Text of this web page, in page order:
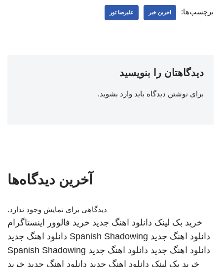
برچسب‌ها: اخرین خبر علیرضا تور
دیدگاهتان را بنویسید
برای نوشتن دیدگاه باید وارد بشوید.
آخرین دیدگاه‌ها
دیدگاهی برای نمایش وجود ندارد.
خرید بک لینک دانلود اهنگ جدید خرید فالوور اینستاگرام
دانلود اهنگ جدید Spanish Shadowing دانلود اهنگ جدید
دانلود اهنگ جدید دانلود اهنگ جدید Spanish Shadowing
خرید بک لینک دانلود اهنگ جدید دانلود اهنگ جدید خرید